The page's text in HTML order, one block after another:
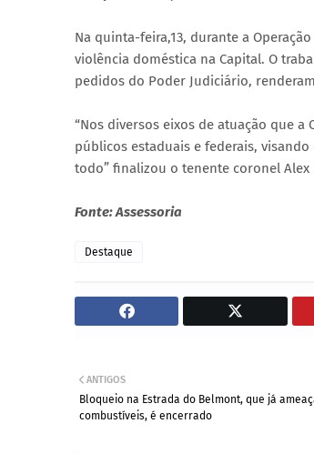
Na quinta-feira,13, durante a
violência doméstica na Capital. O
pedidos do Poder Judiciário,
“Nos diversos eixos de atuação que a
públicos estaduais e federais,
todo” finalizou o tenente coronel
Fonte: Assessoria
Destaque
ANTIGOS
Bloqueio na Estrada do Belmont, que já
combustíveis, é encerrado